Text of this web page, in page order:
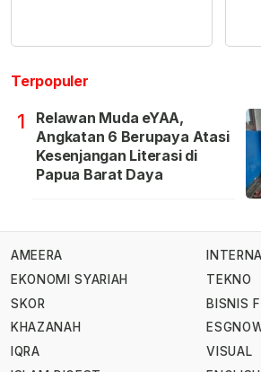
Terpopuler
1
Relawan Muda eYAA,
Angkatan 6 Berupaya Atasi
Kesenjangan Literasi di
Papua Barat Daya
AMEERA
EKONOMI SYARIAH
SKOR
KHAZANAH
IQRA
TEKNO
BISNIS
VISUAL